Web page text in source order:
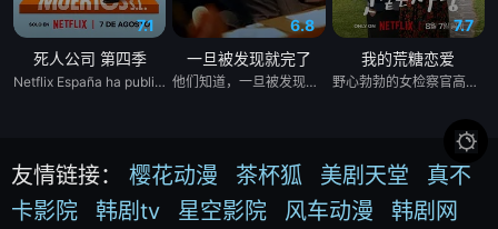
7.1
死人公司 第四季
Netflix España ha publicado en redes sociales una foto en el set de maquillaje de &#39;Muertos S.L.&#39; protagonizada por Laura Caballero y el actor Carlos Areces Torregrosers, tenemos buenas noticias para vosotros. Laura y Alberto Caballero siguen de dulce y confirman que habrá cuarta temporada de &#39;Muertos S.L.&#39;, una de las grandes ficciones españolas en el género de la comedia, que llegó a Netflix este verano tras dos primeras temporadas bajo el sello de Movistar Plus+. La propia directora ha protagonizado el anuncio junto al gran actor y protagonista de la serie, Carlos Areces, corroborando que habrá más aventuras de los empleados de la Funeraria Torregrosa.
6.8
一旦被发现就完了
他们知道，一旦被发现，一切都会结束。 一对高中情侣努力守护他们的秘密恋情， 在嫉妒、误解和被发现的恐惧中艰难前行。 他们的爱情始于学校空无一人的体育器材室。 他们立下一个约定： 「如果有人发现我们的关系，我们就分手。」 他们相爱——却不得不隐藏。 一个关于两个少年在冲突、距离与脆弱中学会爱的动人成长故事。
7.7
我的荒糖恋爱
野心勃勃的女检察官高恩世（贺营 饰）意外失忆，住进拳击教练张泰河（丁海寅 饰）家中，对方还自称是她的男友。这段剪不断理还乱的棘手关系，能发展成一段真爱吗？
友情链接： 樱花动漫 茶杯狐 美剧天堂
真不
卡影院
韩剧tv 星空影院 风车动漫 韩剧网
